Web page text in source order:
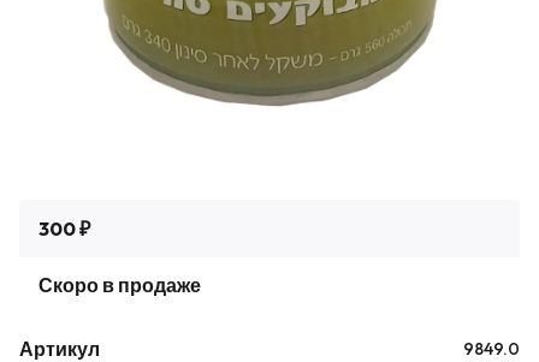
300 ₽
Скоро в продаже
Артикул 9849.0